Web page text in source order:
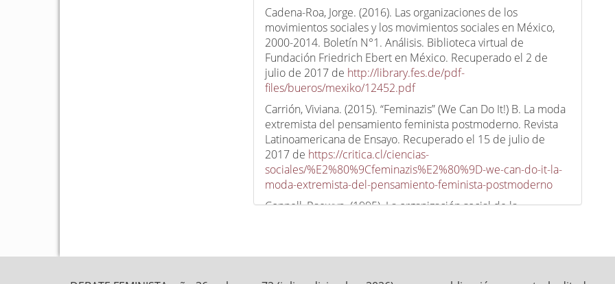
Cadena-Roa, Jorge. (2016). Las organizaciones de los
movimientos sociales y los movimientos sociales en México,
2000-2014. Boletín N°1. Análisis. Biblioteca virtual de
Fundación Friedrich Ebert en México. Recuperado el 2 de
julio de 2017 de http://library.fes.de/pdf-
files/bueros/mexiko/12452.pdf
Carrión, Viviana. (2015). “Feminazis” (We Can Do It!) B. La moda
extremista del pensamiento feminista postmoderno. Revista
Latinoamericana de Ensayo. Recuperado el 15 de julio de
2017 de https://critica.cl/ciencias-
sociales/%E2%80%9Cfeminazis%E2%80%9D-we-can-do-it-la-
moda-extremista-del-pensamiento-feminista-postmoderno
Connell, Raewyn. (1995). La organización social de la